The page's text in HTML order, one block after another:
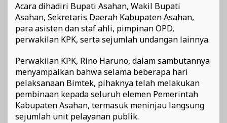
Acara dihadiri Bupati Asahan, Wakil Bupati
Asahan, Sekretaris Daerah Kabupaten Asahan,
para asisten dan staf ahli, pimpinan OPD,
perwakilan KPK, serta sejumlah undangan lainnya.
Perwakilan KPK, Rino Haruno, dalam sambutannya
menyampaikan bahwa selama beberapa hari
pelaksanaan Bimtek, pihaknya telah melakukan
pembinaan kepada seluruh elemen Pemerintah
Kabupaten Asahan, termasuk meninjau langsung
sejumlah unit pelayanan publik.